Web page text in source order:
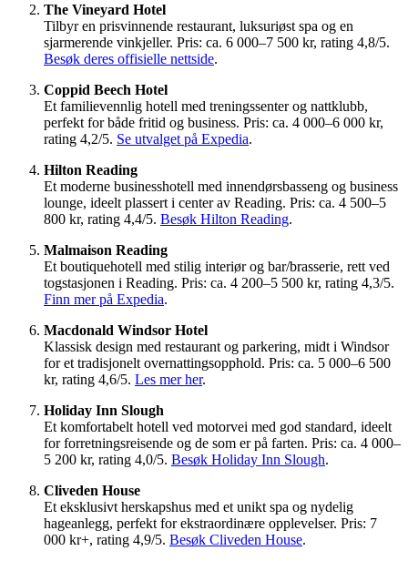
The Vineyard Hotel
Tilbyr en prisvinnende restaurant, luksuriøst spa og en
sjarmerende vinkjeller. Pris: ca. 6 000–7 500 kr, rating 4,8/5.
Besøk deres offisielle nettside.
Coppid Beech Hotel
Et familievennlig hotell med treningssenter og nattklubb,
perfekt for både fritid og business. Pris: ca. 4 000–6 000 kr,
rating 4,2/5. Se utvalget på Expedia.
Hilton Reading
Et moderne businesshotell med innendørsbasseng og business
lounge, ideelt plassert i center av Reading. Pris: ca. 4 500–5
800 kr, rating 4,4/5. Besøk Hilton Reading.
Malmaison Reading
Et boutiquehotell med stilig interiør og bar/brasserie, rett ved
togstasjonen i Reading. Pris: ca. 4 200–5 500 kr, rating 4,3/5.
Finn mer på Expedia.
Macdonald Windsor Hotel
Klassisk design med restaurant og parkering, midt i Windsor
for et tradisjonelt overnattingsopphold. Pris: ca. 5 000–6 500
kr, rating 4,6/5. Les mer her.
Holiday Inn Slough
Et komfortabelt hotell ved motorvei med god standard, ideelt
for forretningsreisende og de som er på farten. Pris: ca. 4 000–
5 200 kr, rating 4,0/5. Besøk Holiday Inn Slough.
Cliveden House
Et eksklusivt herskapshus med et unikt spa og nydelig
hageanlegg, perfekt for ekstraordinære opplevelser. Pris: 7
000 kr+, rating 4,9/5. Besøk Cliveden House.